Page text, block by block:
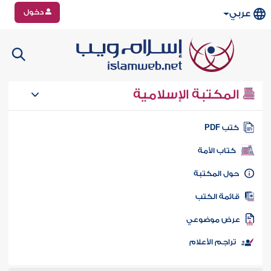
عربي دخول
المكتبة الإسلامية
كتب PDF
كتاب الأمة
المكتبة
الكتب
موضوعي